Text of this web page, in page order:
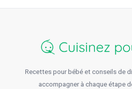
Recettes pour bébé et conseils de
accompagner à chaque étape